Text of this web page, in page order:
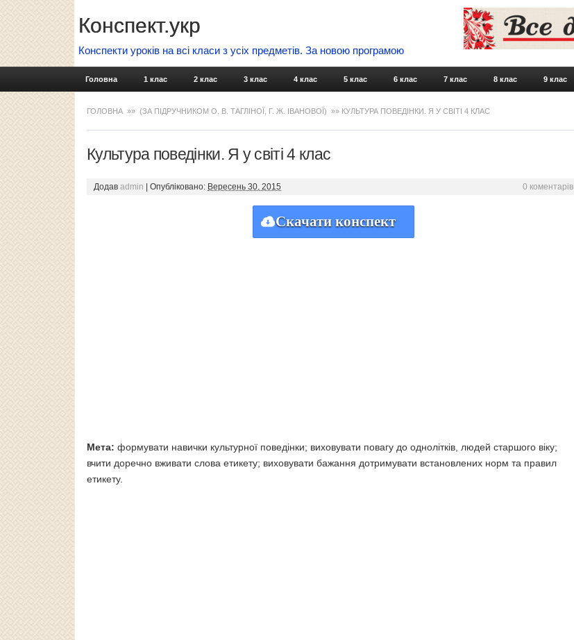
Конспект.укр
Конспекти уроків на всі класи з усіх предметів. За новою програмою
Skip to content
Головна 1 клас 2 клас 3 клас 4 клас 5 клас 6 клас 7 клас 8 клас 9 клас
ГОЛОВНА »» (ЗА ПІДРУЧНИКОМ О. В. ТАГЛІНОЇ, Г. Ж. ІВАНОВОЇ) »» КУЛЬТУРА ПОВЕДІНКИ. Я У СВІТІ 4 КЛАС
Культура поведінки. Я у світі 4 клас
Додав admin Опубліковано: Вересень 30, 2015 0 коментарів
Скачати конспект
Мета: формувати навички культурної поведінки; виховувати повагу до однолітків, людей старшого віку;
вчити доречно вживати слова етикету; виховувати бажання дотримувати встановлених норм та правил
етикету.